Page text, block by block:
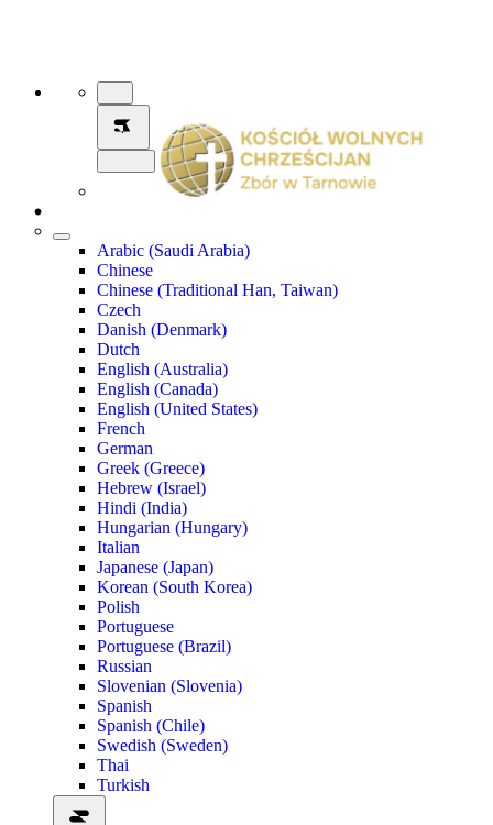
Arabic (Saudi Arabia)
Chinese
Chinese (Traditional Han, Taiwan)
Czech
Danish (Denmark)
Dutch
English (Australia)
English (Canada)
English (United States)
French
German
Greek (Greece)
Hebrew (Israel)
Hindi (India)
Hungarian (Hungary)
Italian
Japanese (Japan)
Korean (South Korea)
Polish
Portuguese
Portuguese (Brazil)
Russian
Slovenian (Slovenia)
Spanish
Spanish (Chile)
Swedish (Sweden)
Thai
Turkish